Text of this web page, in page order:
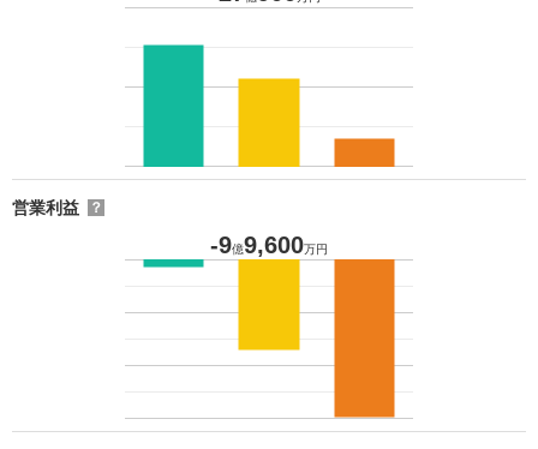
営業利益 ？
-9億9,600万円